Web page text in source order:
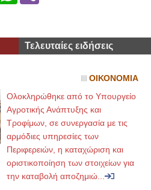
Τελευταίες ειδήσεις
ΟΙΚΟΝΟΜΙΑ
Ολοκληρώθηκε από το Υπουργείο
Αγροτικής Ανάπτυξης και
Τροφίμων, σε συνεργασία με τις
αρμόδιες υπηρεσίες των
Περιφερειών, η καταχώριση και
οριστικοποίηση των στοιχείων για
την καταβολή αποζημιώ...